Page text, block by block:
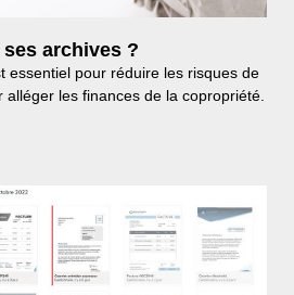
archives ?
essentiel pour réduire les risques de
les finances de la copropriété.